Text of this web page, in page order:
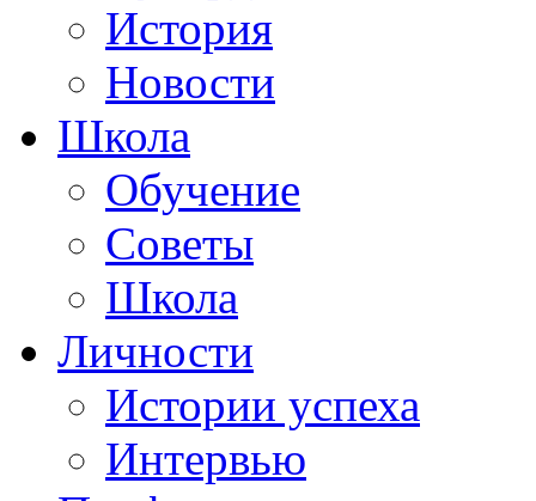
История
Новости
Школа
Обучение
Советы
Школа
Личности
Истории успеха
Интервью